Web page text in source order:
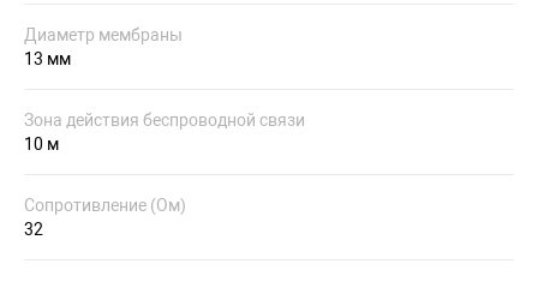
Диаметр мембраны
13 мм
Зона действия беспроводной связи
10 м
Сопротивление (Ом)
32